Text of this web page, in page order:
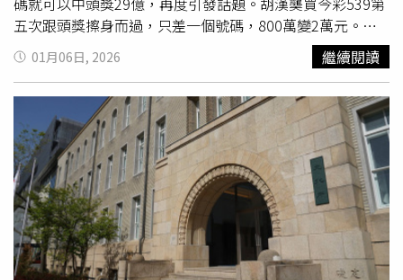
議。相關文件曝光後，再度引發外界討論。安德魯是已故英
國女王伊利莎白二世之子、現任國王查爾斯三世之弟。查爾
斯三世先前已表示支持相關調查並強調法治原則。按照英國
法律，公職人員行為失當罪最高可處無期徒刑，而安德魯因
捲入艾普斯坦案已失去王子頭銜和軍事榮銜，不過依舊保有
第8順位王位繼承資格。
五次跟頭獎擦身而過，只差一個號碼，800萬變2萬元。
（圖／翻攝自胡漢龑IG）胡漢龑今在社群更新短片，表示不
開心、不開心、不開心，今彩539第五次跟頭獎擦身而過，
只差一個號碼，800萬變2萬元，扣稅只剩15000多元。此
外，胡漢龑還透露，還有一次更誇張，3年前在南投竹山買
威力彩，結果只差一個號碼，就可以中頭獎29億，最後只中
二獎29萬，全部拿去竹山分局發紅包。胡漢龑也表示，繼上
周一(12/29)捐贈花蓮光復鄉一台四輪傳動，今天(1/5)再度
捐贈一台警用巡邏車給新竹縣寶山分駐所，去年共捐了五台
車，取之社會、回饋於社會，有需要幫忙的啟德永遠與你同
在。影片一出，立刻引發許多網友熱議「難得不開心😮」、
「老爸你不缺錢吧」、「爸爸你不缺這八百萬吧」、「爸爸
01月06日, 2026 繼續閱讀